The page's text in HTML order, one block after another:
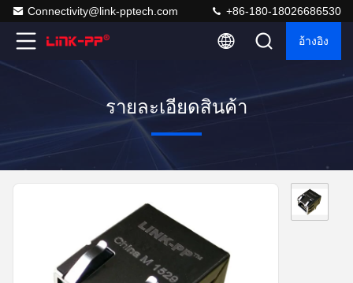
Connectivity@link-pptech.com +86-180-18026686530
อ้างอิง
รายละเอียดสินค้า